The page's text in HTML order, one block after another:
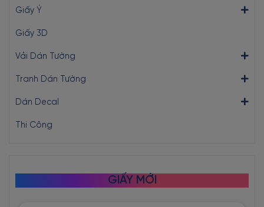
Giấy Ý
Giấy 3D
Vải Dán Tường
Tranh Dán Tường
Dán Decal
Thi Công
GIẤY MỚI